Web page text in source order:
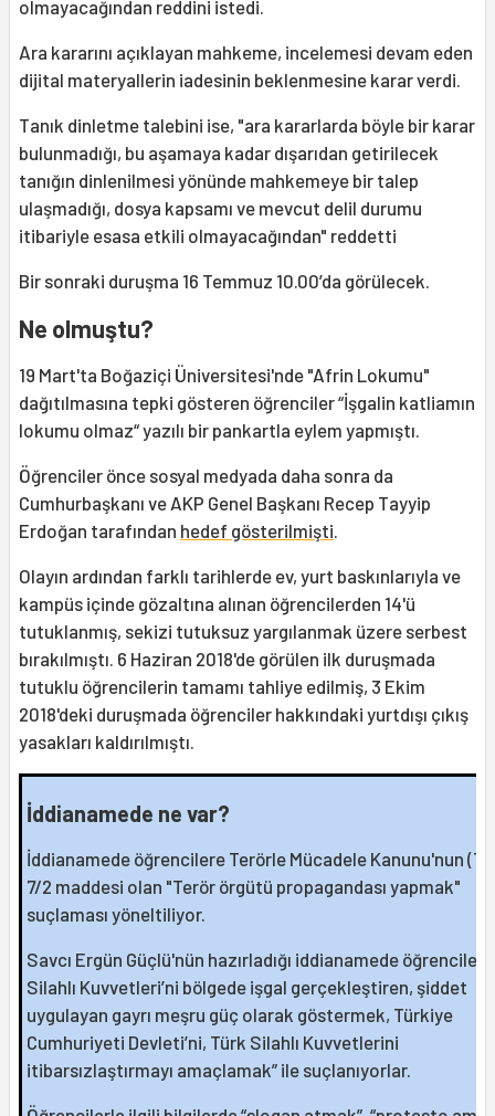
olmayacağından reddini istedi.
Ara kararını açıklayan mahkeme, incelemesi devam eden
dijital materyallerin iadesinin beklenmesine karar verdi.
Tanık dinletme talebini ise, "ara kararlarda böyle bir karar
bulunmadığı, bu aşamaya kadar dışarıdan getirilecek
tanığın dinlenilmesi yönünde mahkemeye bir talep
ulaşmadığı, dosya kapsamı ve mevcut delil durumu
itibariyle esasa etkili olmayacağından" reddetti
Bir sonraki duruşma 16 Temmuz 10.00’da görülecek.
Ne olmuştu?
19 Mart'ta Boğaziçi Üniversitesi'nde "Afrin Lokumu"
dağıtılmasına tepki gösteren öğrenciler “İşgalin katliamın
lokumu olmaz“ yazılı bir pankartla eylem yapmıştı.
Öğrenciler önce sosyal medyada daha sonra da
Cumhurbaşkanı ve AKP Genel Başkanı Recep Tayyip
Erdoğan tarafından hedef gösterilmişti.
Olayın ardından farklı tarihlerde ev, yurt baskınlarıyla ve
kampüs içinde gözaltına alınan öğrencilerden 14'ü
tutuklanmış, sekizi tutuksuz yargılanmak üzere serbest
bırakılmıştı. 6 Haziran 2018'de görülen ilk duruşmada
tutuklu öğrencilerin tamamı tahliye edilmiş, 3 Ekim
2018'deki duruşmada öğrenciler hakkındaki yurtdışı çıkış
yasakları kaldırılmıştı.
İddianamede ne var?
İddianamede öğrencilere Terörle Mücadele Kanunu'nun
7/2 maddesi olan "Terör örgütü propagandası yapmak"
suçlaması yöneltiliyor.
Savcı Ergün Güçlü'nün hazırladığı iddianamede öğrenciler
Silahlı Kuvvetleri’ni bölgede işgal gerçekleştiren, şiddet
uygulayan gayrı meşru güç olarak göstermek, Türkiye
Cumhuriyeti Devleti’ni, Türk Silahlı Kuvvetlerini
itibarsızlaştırmayı amaçlamak” ile suçlanıyorlar.